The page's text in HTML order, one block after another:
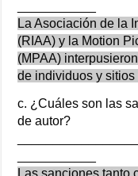
La Asociación de la
(RIAA) y la Motion
(MPAA)
de individuos y sitios
c. ¿Cuáles son las
de autor?